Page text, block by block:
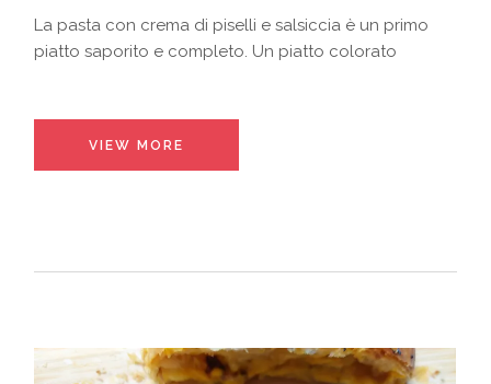
La pasta con crema di piselli e salsiccia è un primo
piatto saporito e completo. Un piatto colorato
VIEW MORE